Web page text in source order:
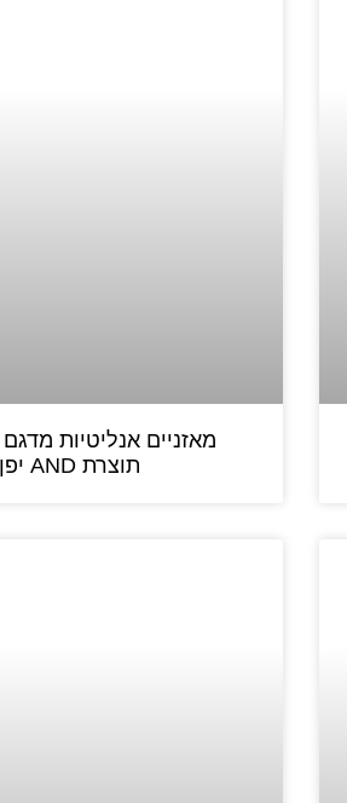
תוצרת AND יפן